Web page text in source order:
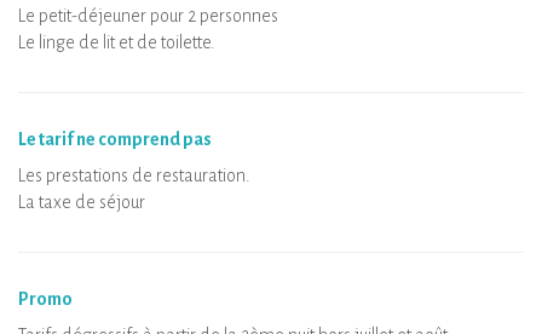
Le petit-déjeuner pour 2 personnes
Le linge de lit et de toilette.
Le tarif ne comprend pas
Les prestations de restauration.
La taxe de séjour
Promo